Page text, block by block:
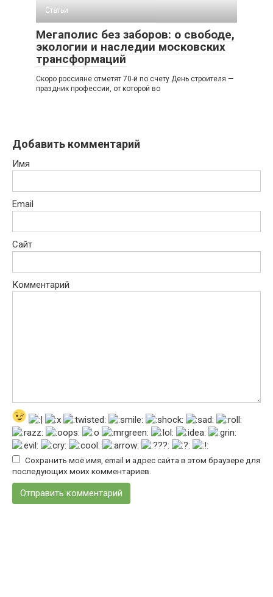
Статьи
Мегаполис без заборов: о свободе,
экологии и наследии московских
трансформаций
Скоро россияне отметят 70-й по счету День строителя —
праздник профессии, от которой во
Добавить комментарий
Имя
Email
Сайт
Комментарий
Сохранить моё имя, email и адрес сайта в этом браузере для
последующих моих комментариев.